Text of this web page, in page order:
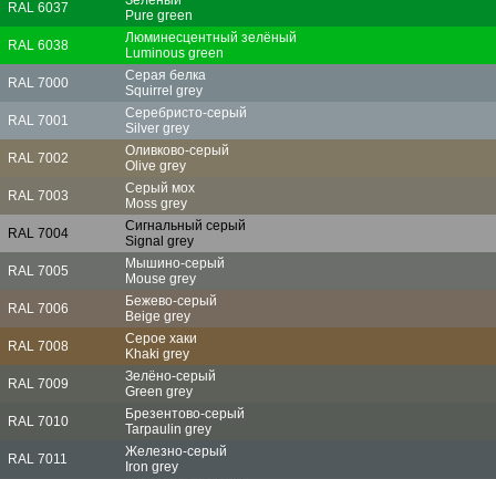
RAL 6037
Pure green
RAL 6038
Люминесцентный зелёный
Luminous green
RAL 7000
Серая белка
Squirrel grey
RAL 7001
Серебристо-серый
Silver grey
RAL 7002
Оливково-серый
Olive grey
RAL 7003
Серый мох
Moss grey
RAL 7004
Сигнальный серый
Signal grey
RAL 7005
Мышино-серый
Mouse grey
RAL 7006
Бежево-серый
Beige grey
RAL 7008
Серое хаки
Khaki grey
RAL 7009
Зелёно-серый
Green grey
RAL 7010
Брезентово-серый
Tarpaulin grey
RAL 7011
Железно-серый
Iron grey